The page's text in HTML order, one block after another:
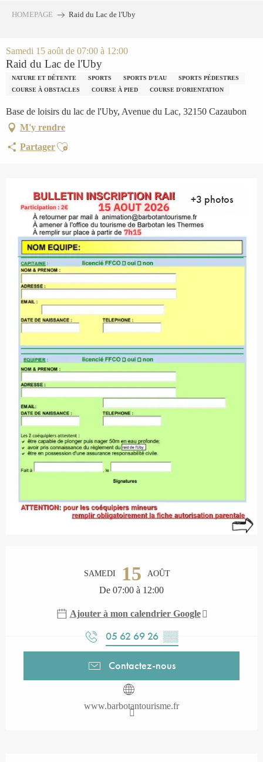
principal
HOMEPAGE Raid du Lac de l'Uby
Samedi 15 août de 07:00 à 12:00
Raid du Lac de l'Uby
NATURE ET DÉTENTE SPORTS SPORTS D'EAU
SPORTS PÉDESTRES
COURSE À OBSTACLES
COURSE À PIED COURSE D'ORIENTATION
Base de loisirs du lac de l'Uby, Avenue du Lac, 32150 Cazaubon
M'y rendre
PartagerAjouter aux favoris
+3 photos
SAMEDI 15 AOÛT
De 07:00 à 12:00
Ajouter à mon calendrier Google
05 62 69 26 ▒▒
Contactez-nous
www.barbotantourisme.fr